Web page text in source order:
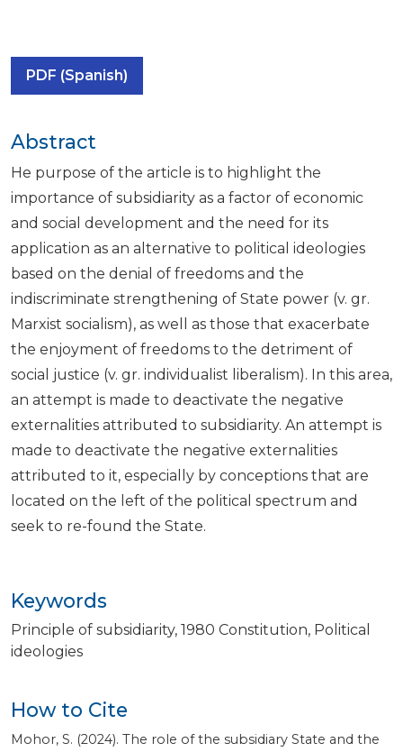
PDF (Spanish)
Keywords
Principle of subsidiarity 1980 Constitution Political
ideologies
How to Cite
Mohor, S. (2024). The role of the subsidiary State and the
Abstract
He purpose of the article is to highlight the
importance of subsidiarity as a factor of economic
and social development and the need for its
application as an alternative to political ideologies
based on the denial of freedoms and the
indiscriminate strengthening of State power (v. gr.
Marxist socialism), as well as those that exacerbate
the enjoyment of freedoms to the detriment of
social justice (v. gr. individualist liberalism). In this area,
an attempt is made to deactivate the negative
externalities attributed to subsidiarity. An attempt is
made to deactivate the negative externalities
attributed to it, especially by conceptions that are
located on the left of the political spectrum and
seek to re-found the State.